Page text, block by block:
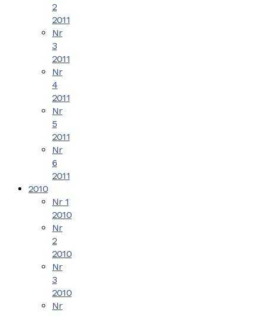
2
2011
Nr
3
2011
Nr
4
2011
Nr
5
2011
Nr
6
2011
2010
Nr 1
2010
Nr
2
2010
Nr
3
2010
Nr